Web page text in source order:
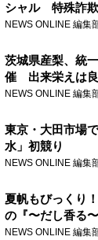
シャル 特殊詐
害者・加害者・
NEWS ONLINE 編集
茨城県産梨、統
催 出来栄えは
NEWS ONLINE 編集
東京・大田市場
水」初競り
NEWS ONLINE 編集
夏帆もびっくり
の『〜だし香る
が香り高すぎる
NEWS ONLINE 編集